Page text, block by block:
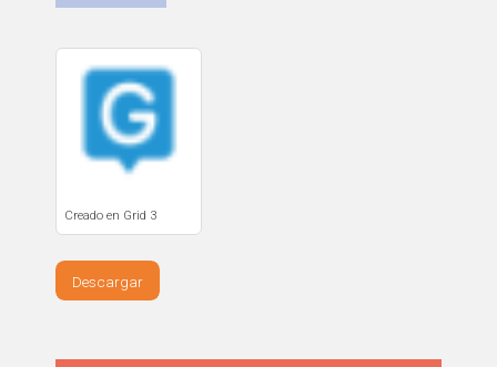
Creado en Grid 3
Descargar